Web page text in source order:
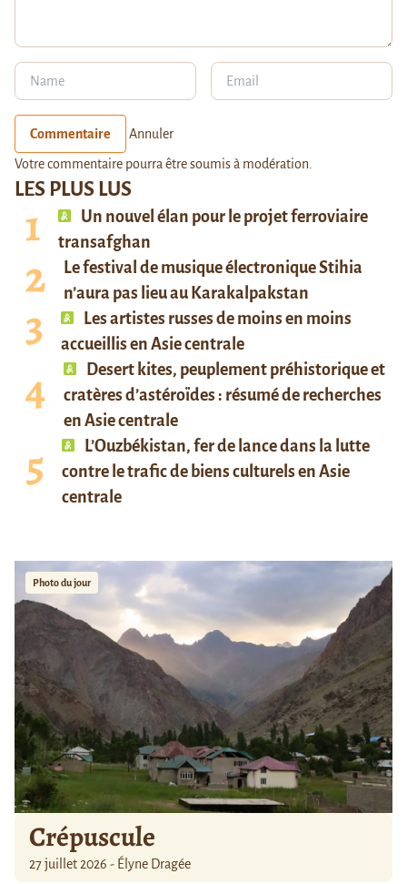
LES PLUS LUS
Un nouvel élan pour le projet ferroviaire
transafghan
Le festival de musique électronique Stihia
n’aura pas lieu au Karakalpakstan
Les artistes russes de moins en moins
accueillis en Asie centrale
Desert kites, peuplement préhistorique et
cratères d’astéroïdes : résumé de recherches
en Asie centrale
L’Ouzbékistan, fer de lance dans la lutte
contre le trafic de biens culturels en Asie
centrale
Photo du jour
Crépuscule
27 juillet 2026 - Élyne Dragée
Commentaire Annuler
Votre commentaire pourra être soumis à modération.